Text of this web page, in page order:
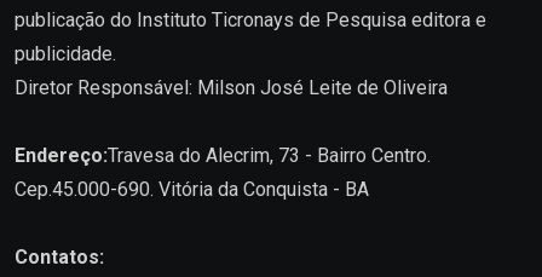
publicação do Instituto Ticronays de Pesquisa editora e
publicidade.
Diretor Responsável: Milson José Leite de Oliveira
Endereço:Travesa do Alecrim, 73 - Bairro Centro.
Cep.45.000-690. Vitória da Conquista - BA
Contatos: